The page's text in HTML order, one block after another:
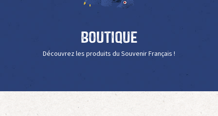
Boutique
Découvrez les produits du Souvenir Français !